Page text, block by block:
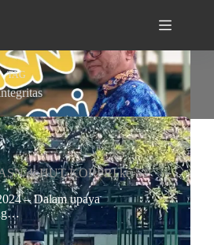
TAG
di HUT KORPRI ke-53
– Dalam upaya